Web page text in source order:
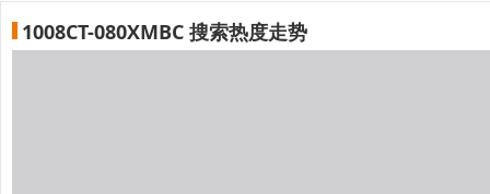
1008CT-080XMBC 搜索热度走势